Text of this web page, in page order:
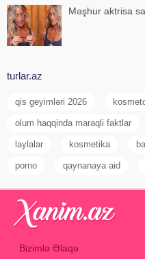
Məşhur aktrisa
turlar.az
qis geyimləri 2026
olum haqqinda maraqli faktlar
laylalar kosmetika
porno qaynanaya aid
Bizimlə Əlaqə